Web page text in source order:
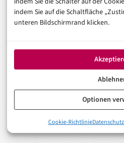
indem Sie auf die Schaltfläche
unteren Bildschirmrand klicken.
Optionen
Cookie-Richtlinie
Und jetzt?
Quantencomputing ist kein
vergessen ist. Die
Beteiligung der Industrie zu
real. Deutschland hat sich –
gute Ausgangsposition
Die Frage ist nicht, ob
Was Quantencomputer